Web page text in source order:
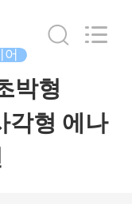
어
박형
각형 에나